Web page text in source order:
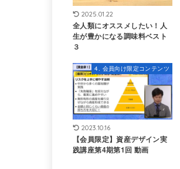
2025.01.22
全人類にオススメしたい！人
生が豊かになる調味料ベスト
３
4. 会員向け限定コンテンツ
2023.10.16
【会員限定】資産デザイン実
践講座第4期第1回 動画